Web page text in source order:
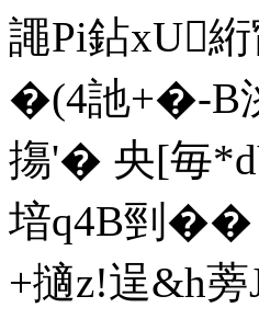
譝Pi鉆xU
�(4訑
摥'� 央[毎
堷q4B剄�
+擿z!逞